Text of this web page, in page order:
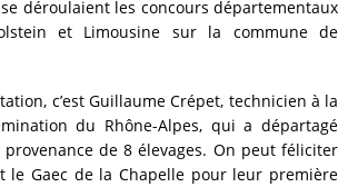
déroulaient les concours départementaux
et Limousine sur la commune de
c’est Guillaume Crépet, technicien à la
du Rhône-Alpes, qui a départagé
de 8 élevages. On peut féliciter
le Gaec de la Chapelle pour leur première